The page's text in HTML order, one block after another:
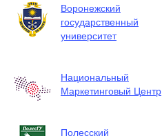
Воронежский
государственный
университет
Национальный
Маркетинговый Центр
Полесский